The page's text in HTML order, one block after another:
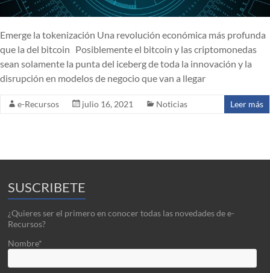
Emerge la tokenización Una revolución económica más profunda
que la del bitcoin Posiblemente el bitcoin y las criptomonedas
sean solamente la punta del iceberg de toda la innovación y la
disrupción en modelos de negocio que van a llegar
e-Recursos julio 16, 2021 Noticias Leer más
SUSCRIBETE
¿Quieres ser el primero en conocer todas las novedades de e-
Recursos?
Nombre*